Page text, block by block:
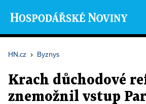
HN.cz › Byznys
Krach důchodové
znemožnil vstup